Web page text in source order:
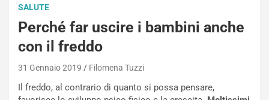
SALUTE
Perché far uscire i bambini anche
con il freddo
31 Gennaio 2019 Filomena Tuzzi
Il freddo, al contrario di quanto si possa pensare,